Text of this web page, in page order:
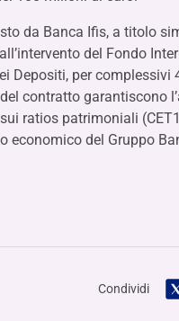
da Banca Ifis, a titolo
del Fondo
Depositi, per complessivi
contratto garantiscono
ratios patrimoniali
economico del Gruppo
Condividi